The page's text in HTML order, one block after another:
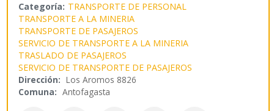
Categoría: TRANSPORTE DE PERSONAL
TRANSPORTE A LA MINERIA
TRANSPORTE DE PASAJEROS
SERVICIO DE TRANSPORTE A LA MINERIA
TRASLADO DE PASAJEROS
SERVICIO DE TRANSPORTE DE PASAJEROS
Dirección: Los Aromos 8826
Comuna: Antofagasta